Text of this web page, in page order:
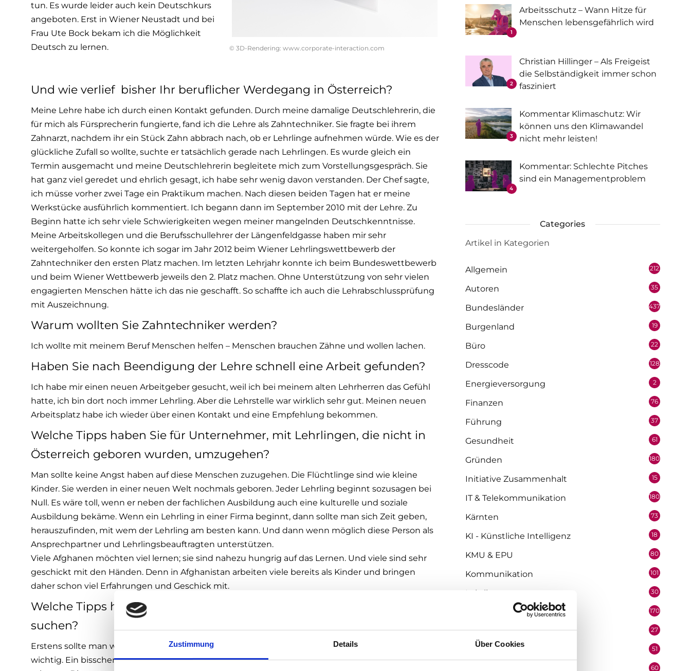
Zustimmung Details Über Cookies
© 3D-Rendering: www.corporate-interaction.com
tun. Es wurde leider auch kein Deutschkurs
angeboten. Erst in Wiener Neustadt und bei
Frau Ute Bock bekam ich die Möglichkeit
Deutsch zu lernen.
Und wie verlief bisher Ihr beruflicher Werdegang in Österreich?
Meine Lehre habe ich durch einen Kontakt gefunden. Durch meine damalige Deutschlehrerin, die
für mich als Fürsprecherin fungierte, fand ich die Lehre als Zahntechniker. Sie fragte bei ihrem
Zahnarzt, nachdem ihr ein Stück Zahn abbrach nach, ob er Lehrlinge aufnehmen würde. Wie es der
glückliche Zufall so wollte, suchte er tatsächlich gerade nach Lehrlingen. Es wurde gleich ein
Termin ausgemacht und meine Deutschlehrerin begleitete mich zum Vorstellungsgespräch. Sie
hat ganz viel geredet und ehrlich gesagt, ich habe sehr wenig davon verstanden. Der Chef sagte,
ich müsse vorher zwei Tage ein Praktikum machen. Nach diesen beiden Tagen hat er meine
Werkstücke ausführlich kommentiert. Ich begann dann im September 2010 mit der Lehre. Zu
Beginn hatte ich sehr viele Schwierigkeiten wegen meiner mangelnden Deutschkenntnisse.
Meine Arbeitskollegen und die Berufsschullehrer der Längenfeldgasse haben mir sehr
weitergeholfen. So konnte ich sogar im Jahr 2012 beim Wiener Lehrlingswettbewerb der
Zahntechniker den ersten Platz machen. Im letzten Lehrjahr konnte ich beim Bundeswettbewerb
und beim Wiener Wettbewerb jeweils den 2. Platz machen. Ohne Unterstützung von sehr vielen
engagierten Menschen hätte ich das nie geschafft. So schaffte ich auch die Lehrabschlussprüfung
mit Auszeichnung.
Warum wollten Sie Zahntechniker werden?
Ich wollte mit meinem Beruf Menschen helfen – Menschen brauchen Zähne und wollen lachen.
Haben Sie nach Beendigung der Lehre schnell eine Arbeit gefunden?
Ich habe mir einen neuen Arbeitgeber gesucht, weil ich bei meinem alten Lehrherren das Gefühl
hatte, ich bin dort noch immer Lehrling. Aber die Lehrstelle war wirklich sehr gut. Meinen neuen
Arbeitsplatz habe ich wieder über einen Kontakt und eine Empfehlung bekommen.
Welche Tipps haben Sie für Unternehmer, mit Lehrlingen, die nicht in
Österreich geboren wurden, umzugehen?
Man sollte keine Angst haben auf diese Menschen zuzugehen. Die Flüchtlinge sind wie kleine
Kinder. Sie werden in einer neuen Welt nochmals geboren. Jeder Lehrling beginnt sozusagen bei
Null. Es wäre toll, wenn er neben der fachlichen Ausbildung auch eine kulturelle und soziale
Ausbildung bekäme. Wenn ein Lehrling in einer Firma beginnt, dann sollte man sich Zeit geben,
herauszufinden, mit wem der Lehrling am besten kann. Und dann wenn möglich diese Person als
Ansprechpartner und Lehrlingsbeauftragten unterstützen.
Viele Afghanen möchten viel lernen; sie sind nahezu hungrig auf das Lernen. Und viele sind sehr
geschickt mit den Händen. Denn in Afghanistan arbeiten viele bereits als Kinder und bringen
daher schon viel Erfahrungen und Geschick mit.
Welche Tipps haben Sie für Lehrlinge bzw. für jene, die eine Lehrstelle
suchen?
Erstens sollte man wirkliches Interesse zeigen und haben. Auf die Pünktlichkeit schauen ist ganz
wichtig. Ein bisschen länger bleiben und nicht gleich weglaufen oder jeden Augenblick auf die Uhr
1
Arbeitsschutz – Wann Hitze für
Menschen lebensgefährlich wird
2
Christian Hillinger – Als Freigeist
die Selbständigkeit immer schon
fasziniert
3
Kommentar Klimaschutz: Wir
können uns den Klimawandel
nicht mehr leisten!
4
Kommentar: Schlechte Pitches
sind ein Managementproblem
Categories
Artikel in Kategorien
Allgemein 212
Autoren 35
Bundesländer 437
Burgenland 19
Büro 22
Dresscode 128
Energieversorgung 2
Finanzen 76
Führung 37
Gesundheit 61
Gründen 180
Initiative Zusammenhalt 15
IT & Telekommunikation 180
Kärnten 73
KI - Künstliche Intelligenz 18
KMU & EPU 80
Kommunikation 101
Lehrlinge 30
170
Medienpartner 27
Mitarbeiter 51
60